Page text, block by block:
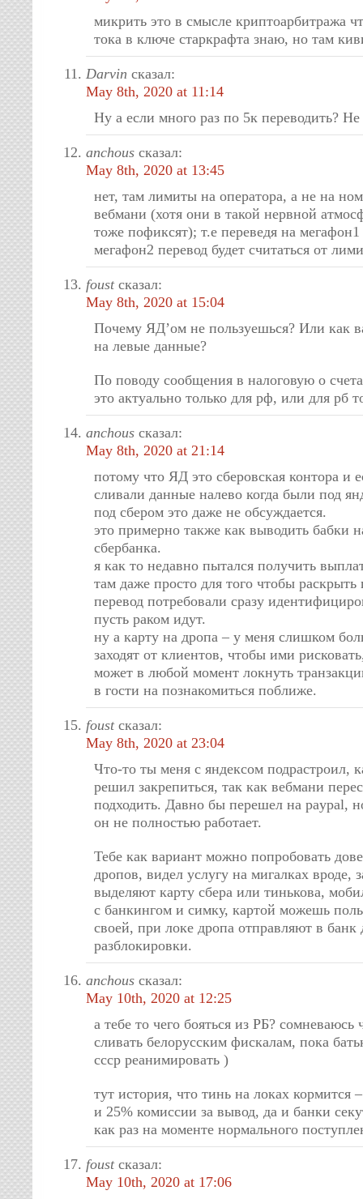
микрить это в смысле криптоарбитража
тока в ключе старкрафта знаю, но там
Darvin сказал:
May 8th, 2020 at 11:14
Ну а если много раз по 5к переводить? Не
anchous сказал:
May 8th, 2020 at 13:45
нет, там лимиты на оператора, а не на
вебмани (хотя они в такой нервной
тоже пофиксят); т.е переведя на
мегафон2 перевод будет считаться от
foustсказал:
May 8th, 2020 at 15:04
Почему ЯД’ом не пользуешься? Или как
на левые данные?
По поводу сообщения в налоговую о
это актуально только для рф, или для рб
anchous сказал:
May 8th, 2020 at 21:14
потому что ЯД это сберовская контора и
сливали данные налево когда были под
под сбером это даже не обсуждается.
это примерно также как выводить бабки
сбербанка.
я как то недавно пытался получить
там даже просто для того чтобы
перевод потребовали сразу
пусть раком идут.
ну а карту на дропа – у меня слишком
заходят от клиентов, чтобы ими
может в любой момент локнуть
в гости на познакомиться поближе.
foustсказал:
May 8th, 2020 at 23:04
Что-то ты меня с яндексом подрастроил,
решил закрепиться, так как вебмани
подходить. Давно бы перешел на paypal,
он не полностью работает.
Тебе как вариант можно попробовать
дропов, видел услугу на мигалках вроде,
выделяют карту сбера или тинькова,
с банкингом и симку, картой можешь
своей, при локе дропа отправляют в банк
разблокировки.
anchous сказал:
May 10th, 2020 at 12:25
а тебе то чего бояться из РБ? сомневаюсь
сливать белорусским фискалам, пока
ссср реанимировать )
тут история, что тинь на локах кормится
и 25% комиссии за вывод, да и банки
как раз на моменте нормального
foustсказал:
May 10th, 2020 at 17:06